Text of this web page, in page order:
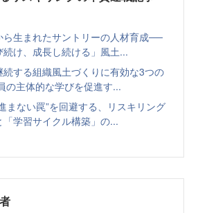
ら生まれたサントリーの人材育成──
け、成長し続ける」風土...
続する組織風土づくりに有効な3つの
の主体的な学びを促進す...
まない罠”を回避する、リスキリング
学習サイクル構築」の...